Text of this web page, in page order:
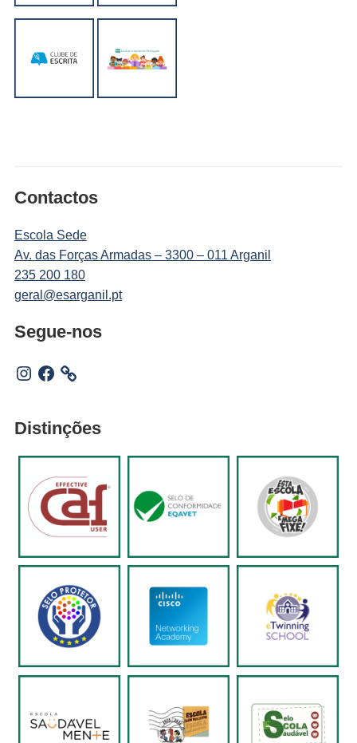
Contactos
Escola Sede
Av. das Forças Armadas – 3300 – 011 Arganil
235 200 180
geral@esarganil.pt
Segue-nos
Instagram
Facebook
Distinções